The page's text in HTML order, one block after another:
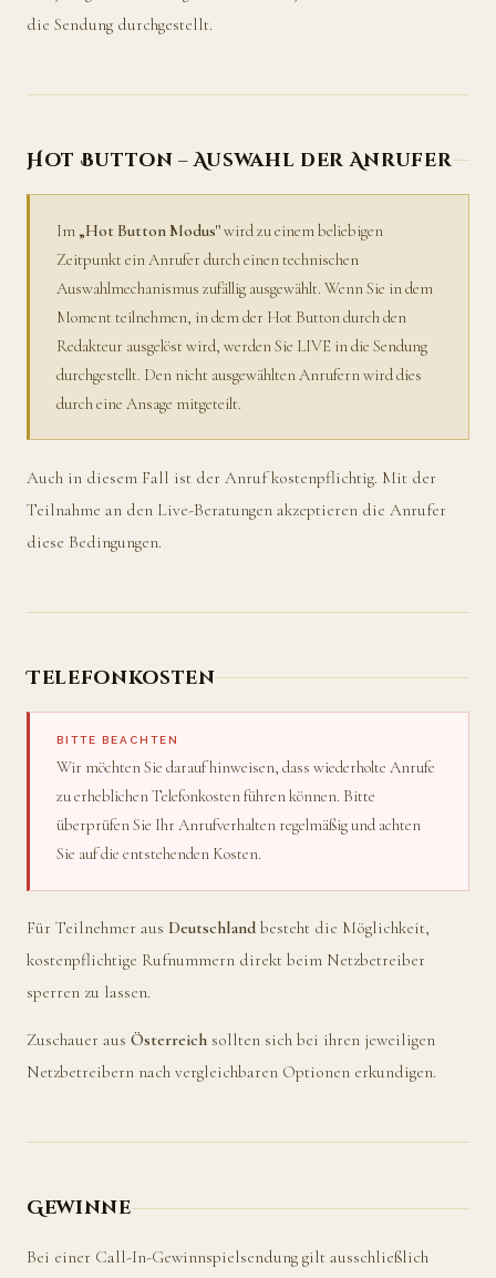
die Sendung durchgestellt.
Hot Button – Auswahl der Anrufer
Im „Hot Button Modus"wird zu einem beliebigen
Zeitpunkt ein Anrufer durch einen technischen
Auswahlmechanismus zufällig ausgewählt. Wenn Sie in dem
Moment teilnehmen, in dem der Hot Button durch den
Redakteur ausgelöst wird, werden Sie LIVE in die Sendung
durchgestellt. Den nicht ausgewählten Anrufern wird dies
durch eine Ansage mitgeteilt.
Auch in diesem Fall ist der Anruf kostenpflichtig. Mit der
Teilnahme an den Live-Beratungen akzeptieren die Anrufer
diese Bedingungen.
Telefonkosten
BITTE BEACHTEN
Wir möchten Sie darauf hinweisen, dass wiederholte Anrufe
zu erheblichen Telefonkosten führen können. Bitte
überprüfen Sie Ihr Anrufverhalten regelmäßig und achten
Sie auf die entstehenden Kosten.
Für Teilnehmer aus Deutschland besteht die Möglichkeit,
kostenpflichtige Rufnummern direkt beim Netzbetreiber
sperren zu lassen.
Zuschauer aus Österreich sollten sich bei ihren jeweiligen
Netzbetreibern nach vergleichbaren Optionen erkundigen.
Gewinne
Bei einer Call-In-Gewinnspielsendung gilt ausschließlich